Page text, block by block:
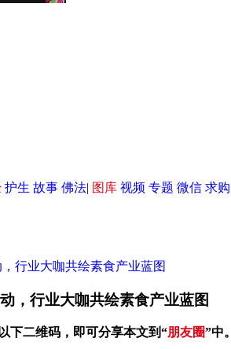
护生 故事 佛法| 图库 视频 专题 微信 求购
行业大咖共绘素食产业蓝图
，行业大咖共绘素食产业蓝图
下二维码，即可分享本文到“朋友圈”中。